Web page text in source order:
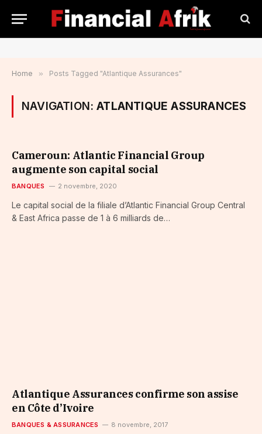
Home » Posts Tagged "Atlantique Assurances"
NAVIGATION:ATLANTIQUE ASSURANCES
Cameroun: Atlantic Financial Group
augmente son capital social
BANQUES 2 novembre, 2020
Le capital social de la filiale d’Atlantic Financial Group Central
& East Africa passe de 1 à 6 milliards de…
Atlantique Assurances confirme son assise
en Côte d’Ivoire
BANQUES & ASSURANCES 8 novembre, 2017